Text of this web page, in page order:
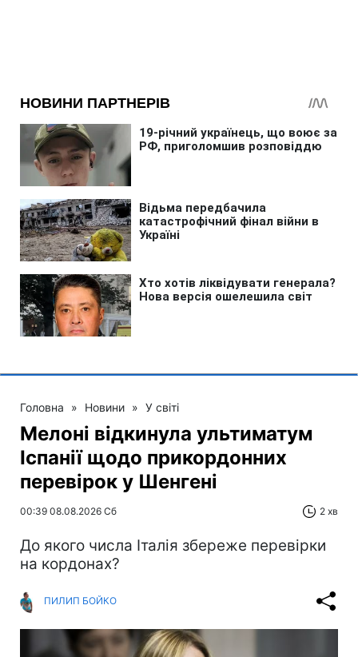
Головна » Новини » У світі
Мелоні відкинула ультиматум
Іспанії щодо прикордонних
перевірок у Шенгені
00:39 08.08.2026 Сб 2 хв
До якого числа Італія збереже перевірки
на кордонах?
ПИЛИП БОЙКО